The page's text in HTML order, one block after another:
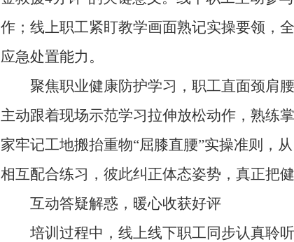
作；线上职工紧盯教学画面熟记实操要领，
应急处置能力。
聚焦职业健康防护学习，职工直面颈肩腰
主动跟着现场示范学习拉伸放松动作，熟练
家牢记工地搬抬重物“屈膝直腰”实操准则，
相互配合练习，彼此纠正体态姿势，真正把
互动答疑解惑，暖心收获好评
培训过程中，线上线下职工同步认真聆听